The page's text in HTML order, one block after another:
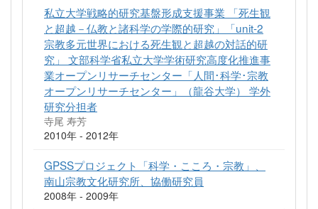
私立大学戦略的研究基盤形成支援事業 「死生観
と超越－仏教と諸科学の学際的研究」「unit-2
宗教多元世界における死生観と超越の対話的研
究」 文部科学省私立大学学術研究高度化推進事
業オープンリサーチセンター「人間･科学･宗教
オープンリサーチセンター」（龍谷大学） 学外
研究分担者
寺尾 寿芳
2010年 - 2012年
GPSSプロジェクト「科学・こころ・宗教」、
南山宗教文化研究所、協働研究員
2008年 - 2009年